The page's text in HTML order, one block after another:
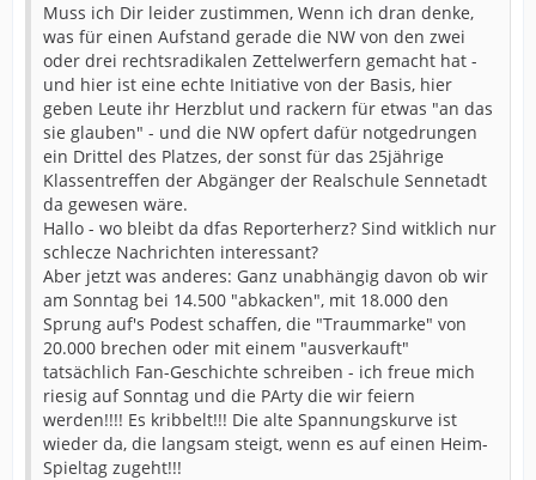
Muss ich Dir leider zustimmen, Wenn ich dran denke,
was für einen Aufstand gerade die NW von den zwei
oder drei rechtsradikalen Zettelwerfern gemacht hat -
und hier ist eine echte Initiative von der Basis, hier
geben Leute ihr Herzblut und rackern für etwas "an das
sie glauben" - und die NW opfert dafür notgedrungen
ein Drittel des Platzes, der sonst für das 25jährige
Klassentreffen der Abgänger der Realschule Sennetadt
da gewesen wäre.
Hallo - wo bleibt da dfas Reporterherz? Sind witklich nur
schlecze Nachrichten interessant?
Aber jetzt was anderes: Ganz unabhängig davon ob wir
am Sonntag bei 14.500 "abkacken", mit 18.000 den
Sprung auf's Podest schaffen, die "Traummarke" von
20.000 brechen oder mit einem "ausverkauft"
tatsächlich Fan-Geschichte schreiben - ich freue mich
riesig auf Sonntag und die PArty die wir feiern
werden!!!! Es kribbelt!!! Die alte Spannungskurve ist
wieder da, die langsam steigt, wenn es auf einen Heim-
Spieltag zugeht!!!